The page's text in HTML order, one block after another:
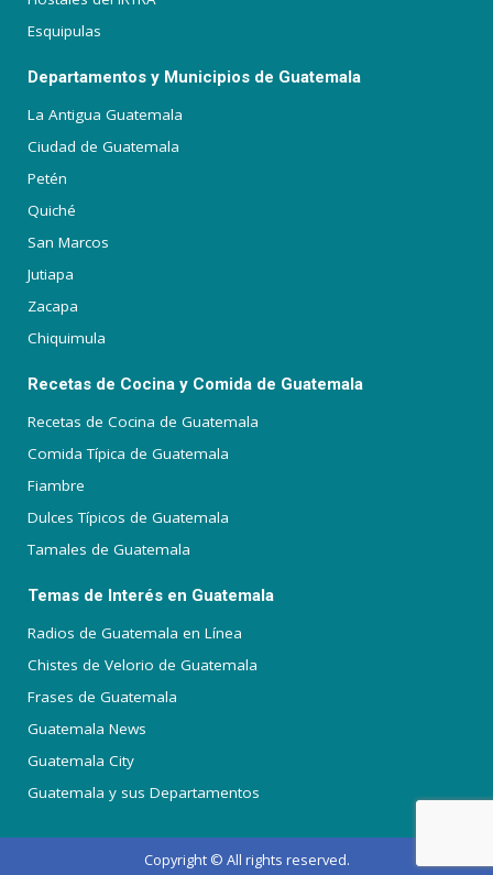
Esquipulas
Departamentos y Municipios de Guatemala
La Antigua Guatemala
Ciudad de Guatemala
Petén
Quiché
San Marcos
Jutiapa
Zacapa
Chiquimula
Recetas de Cocina y Comida de Guatemala
Recetas de Cocina de Guatemala
Comida Típica de Guatemala
Fiambre
Dulces Típicos de Guatemala
Tamales de Guatemala
Temas de Interés en Guatemala
Radios de Guatemala en Línea
Chistes de Velorio de Guatemala
Frases de Guatemala
Guatemala News
Guatemala City
Guatemala y sus Departamentos
Copyright © All rights reserved.